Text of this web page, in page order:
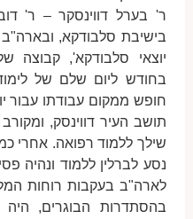
ר' בערל דווינסקר – ר'
בישיבת סלבודקא, ובארה"ב
יוצאי סלבודקא', קבוצה
בחודש ליום שלם של
חופש ממקום עבודתו עבור
תושב העיר דווינסק,
שילך ללמוד רפואה. אחרי
נסע לברלין ללמוד ונהיה
לארה"ב בעקבות רוחות
בהסתדרות הבוגרים, היה